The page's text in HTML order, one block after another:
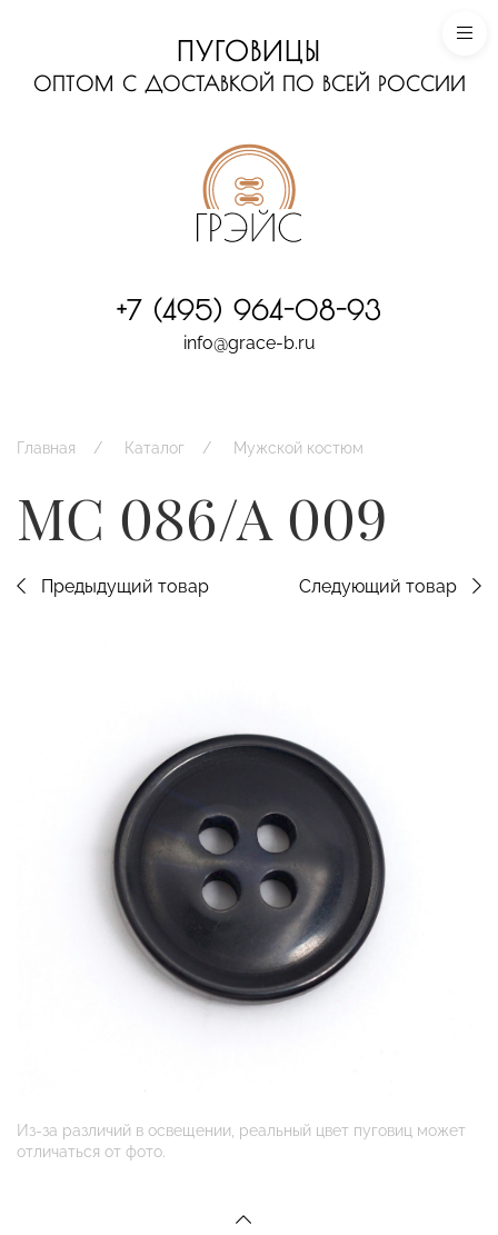
ПУГОВИЦЫ
ОПТОМ С ДОСТАВКОЙ ПО ВСЕЙ РОССИИ
+7 (495) 964-08-93
info@grace-b.ru
Главная Каталог Мужской костюм
MC 086/A 009
Предыдущий товар Следующий товар
Из-за различий в освещении, реальный цвет пуговиц может
отличаться от фото.